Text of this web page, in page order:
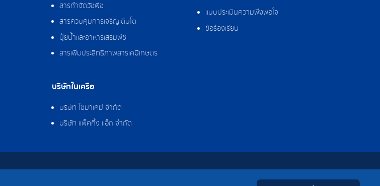
สารกำจัดวัชพืช
สารควบคุมการเจริญเติบโต
ปุ๋ยน้ำและอาหารเสริมพืช
สารเพิ่มประสิทธิภาพสารเคมีเกษตร
บริษัทในเครือ
บริษัท ไซมาเคมี จำกัด
บริษัท แพ็คกิ้ง แอ็ก จำกัด
แบบประเมินความพึงพอใจ
ข้อร้องเรียน
ContactYoutube
LINEFacebook
Instagram